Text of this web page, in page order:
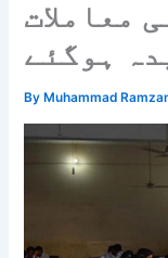
معاملات
ہوگئے
By Muhammad